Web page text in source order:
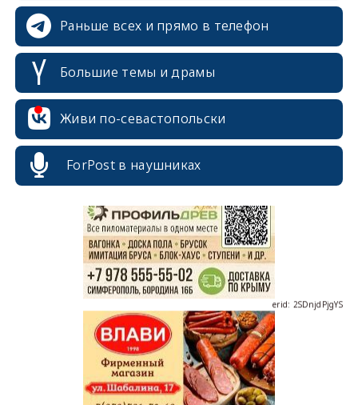
Раньше всех и прямо в телефон
Большие темы и драмы
Живи по-севастопольски
ForPost в наушниках
erid: 2SDnjcrDNw6
erid: 2SDnjdPjgYS
erid: 2SDnjdvhGXG